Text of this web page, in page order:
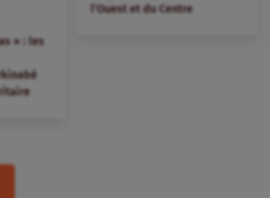
l’Ouest et du Centre
» : les